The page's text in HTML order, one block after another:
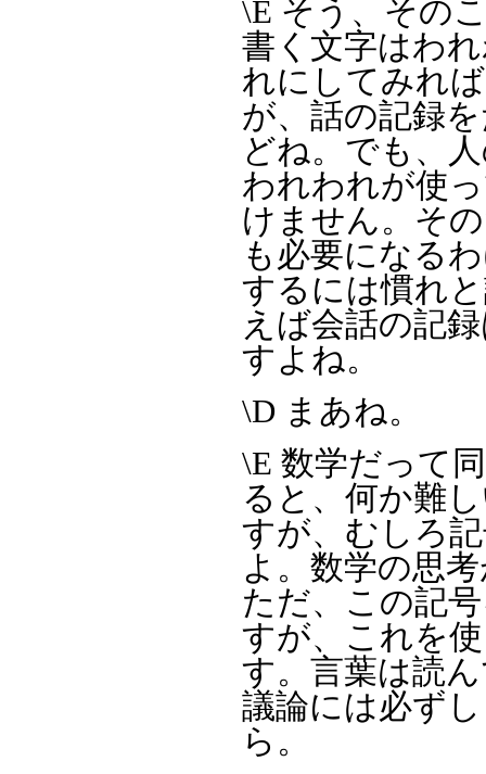
\E そう、その
書く文字はわ
れにしてみれ
が、話の記録
どね。でも、
われわれが使
けません。そ
も必要になる
するには慣れ
えば会話の記
すよね。
\D まあね。
\E 数学だって
ると、何か難
すが、むしろ
よ。数学の思
ただ、この記
すが、これを
す。言葉は読
議論には必ず
ら。